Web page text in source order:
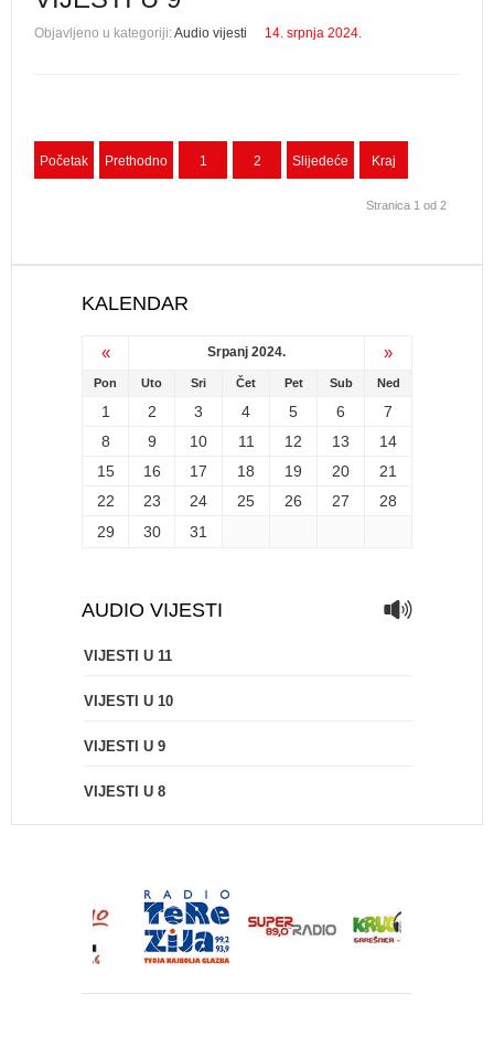
Objavljeno u kategoriji:Audio vijesti 14. srpnja 2024.
Početak Prethodno 1 2 Slijedeće Kraj
Stranica 1 od 2
KALENDAR
« Srpanj 2024. »
Pon Uto Sri Čet Pet Sub Ned
1 2 3 4 5 6
7
8
9 10 11 12 13
14
15
16 17 18 19 20
21
22
23 24 25 26 27
28
29
30 31
AUDIO VIJESTI
VIJESTI U 11
VIJESTI U 10
VIJESTI U 9
VIJESTI U 8